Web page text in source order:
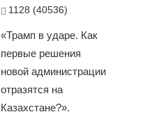
1128 (40536)
«Трамп в ударе. Как
первые решения
новой администрации
отразятся на
Казахстане?».